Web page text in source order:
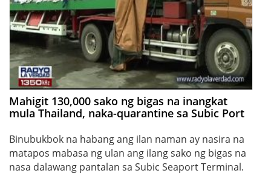
Mahigit 130,000 sako ng bigas na inangkat
mula Thailand, naka-quarantine sa Subic Port
Binubukbok na habang ang ilan naman ay nasira na
matapos mabasa ng ulan ang ilang sako ng bigas na
nasa dalawang pantalan sa Subic Seaport Terminal.